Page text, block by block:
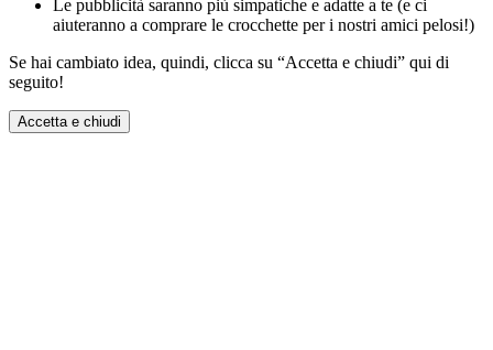
Le pubblicità saranno più simpatiche e adatte a te (e ci
aiuteranno a comprare le crocchette per i nostri amici pelosi!)
Se hai cambiato idea, quindi, clicca su “Accetta e chiudi” qui di
seguito!
Accetta e chiudi